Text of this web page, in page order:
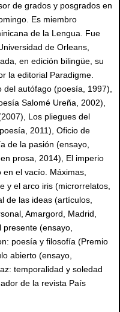
de grados y posgrados en
Es miembro
de la Lengua. Fue
de Orleans,
en edición bilingüe, su
la editorial Paradigme.
autófago (poesía, 1997),
Salomé Ureña, 2002),
Los pliegues del
2011), Oficio de
de la pasión (ensayo,
prosa, 2014), El imperio
el vacío. Máximas,
y el arco iris (microrrelatos,
de las ideas (artículos,
Amargord, Madrid,
(ensayo,
poesía y filosofía (Premio
abierto (ensayo,
temporalidad y soledad
de la revista País